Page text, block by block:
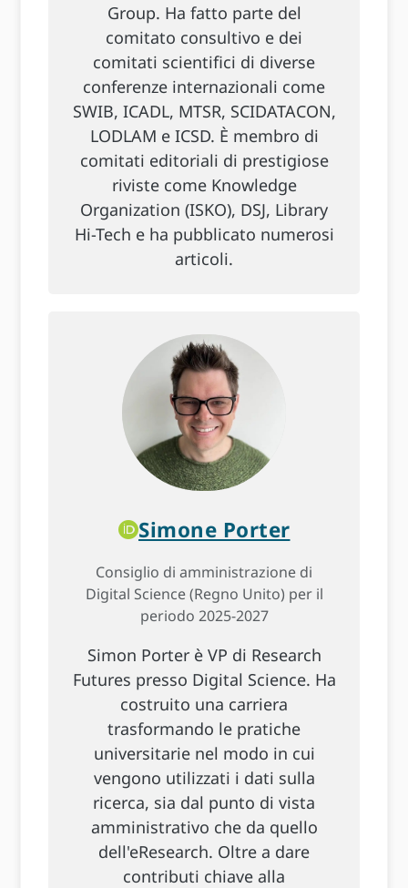
Group. Ha fatto parte del
comitato consultivo e dei
comitati scientifici di diverse
conferenze internazionali come
SWIB, ICADL, MTSR, SCIDATACON,
LODLAM e ICSD. È membro di
comitati editoriali di prestigiose
riviste come Knowledge
Organization (ISKO), DSJ, Library
Hi-Tech e ha pubblicato numerosi
articoli.
Simone Porter
Consiglio di amministrazione di
Digital Science (Regno Unito) per il
periodo 2025-2027
Simon Porter è VP di Research
Futures presso Digital Science. Ha
costruito una carriera
trasformando le pratiche
universitarie nel modo in cui
vengono utilizzati i dati sulla
ricerca, sia dal punto di vista
amministrativo che da quello
dell'eResearch. Oltre a dare
contributi chiave alla